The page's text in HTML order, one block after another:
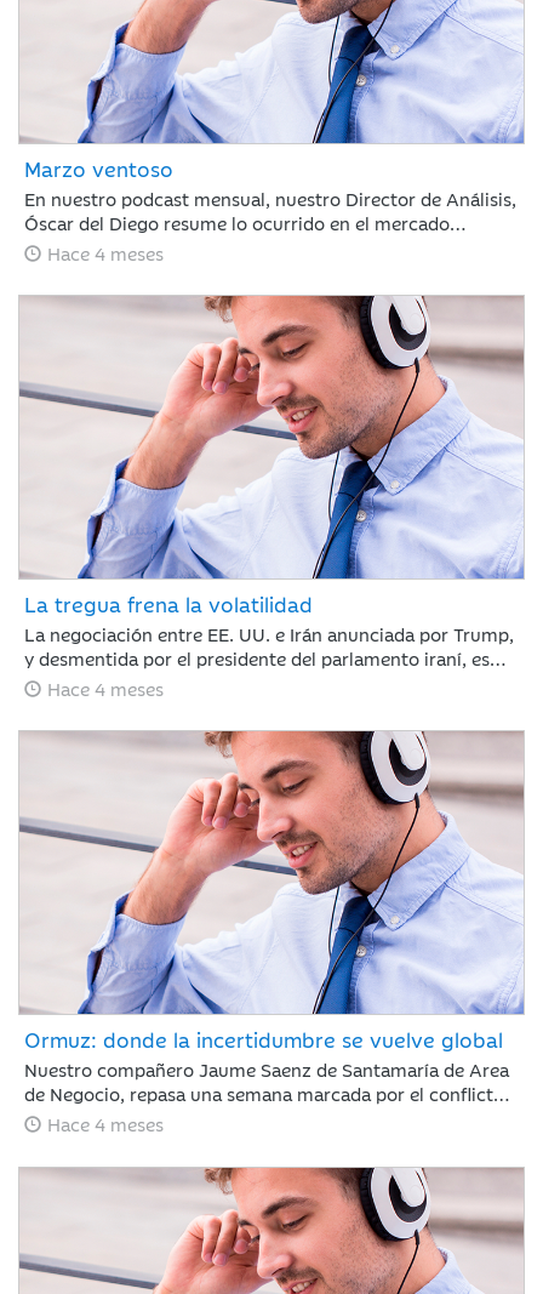
Marzo ventoso
En nuestro podcast mensual, nuestro Director de Análisis,
Óscar del Diego resume lo ocurrido en el mercado
financiero durante un mes, en el que el conflicto de Irán
buen año para los mercados financieros.
Hace 4 meses
La tregua frena la volatilidad
La negociación entre EE. UU. e Irán anunciada por Trump,
y desmentida por el presidente del parlamento iraní, es
suficiente para calmar a los mercados y romper la racha
Santamaría de Area de Negocio, repasa una semana que
sigue marcada por la guerra de Irán.
Hace 4 meses
Ormuz: donde la incertidumbre se vuelve global
Nuestro compañero Jaume Saenz de Santamaría de Area
de Negocio, repasa una semana marcada por el conflicto,
Irán ha permitido que algunos cargueros de crudo con
estrecho de Ormuz, aunque mantiene sus ataques con
drones a objetivos energéticos.
Hace 4 meses